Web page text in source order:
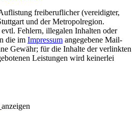
freiberuflicher (vereidigter,
und der Metropolregion.
Fehlern, illegalen Inhalten oder
die im Impressum angegebene Mail-
Gewähr; für die Inhalte der verlinkten
Leistungen wird keinerlei
anzeigen